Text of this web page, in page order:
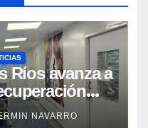
Ríos avanza a
NAVARRO